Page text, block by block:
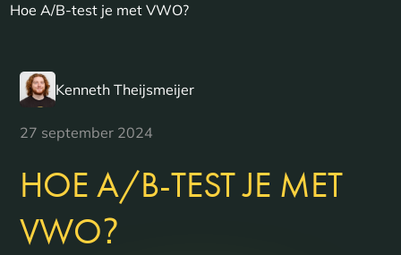
Hoe A/B-test je met VWO?
Kenneth Theijsmeijer
27 september 2024
HOE A/B-TEST JE MET
VWO?